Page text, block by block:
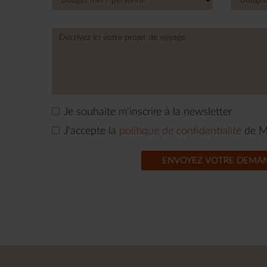
Je souhaite m'inscrire à la newsletter
J'accepte la politique de confidentialité de
ENVOYEZ VOTRE